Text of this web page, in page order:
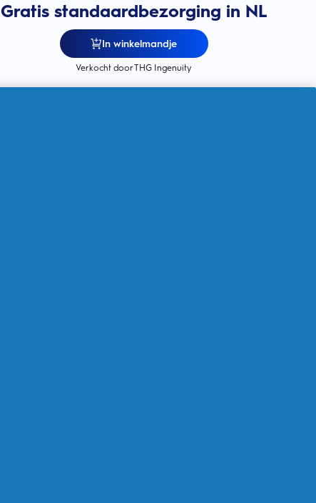
Gratis standaardbezorging in NL
In winkelmandje
Verkocht door THG Ingenuity